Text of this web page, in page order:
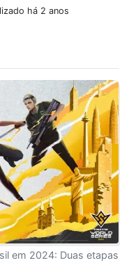
há 2 anos
em 2024: Duas etapas